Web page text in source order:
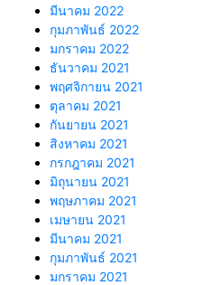
มีนาคม 2022
กุมภาพันธ์ 2022
มกราคม 2022
ธันวาคม 2021
พฤศจิกายน 2021
ตุลาคม 2021
กันยายน 2021
สิงหาคม 2021
กรกฎาคม 2021
มิถุนายน 2021
พฤษภาคม 2021
เมษายน 2021
มีนาคม 2021
กุมภาพันธ์ 2021
มกราคม 2021